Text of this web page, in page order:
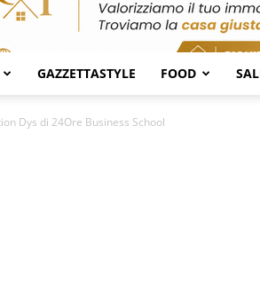
GAZZETTASTYLE FOOD
Dys di 24Ore Business School